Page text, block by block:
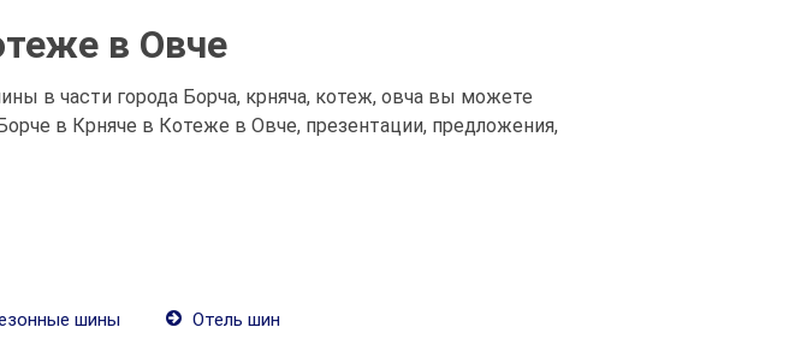
в Овче
в части города Борча, крняча, котеж, овча вы можете
в Крняче в Котеже в Овче, презентации, предложения,
шины Отель шин